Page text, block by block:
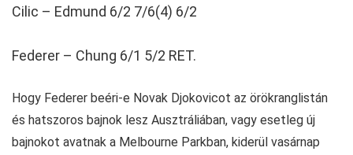
Cilic – Edmund 6/2 7/6(4) 6/2
Federer – Chung 6/1 5/2 RET.
Hogy Federer beéri-e Novak Djokovicot az örökranglistán
és hatszoros bajnok lesz Ausztráliában, vagy esetleg új
bajnokot avatnak a Melbourne Parkban, kiderül vasárnap